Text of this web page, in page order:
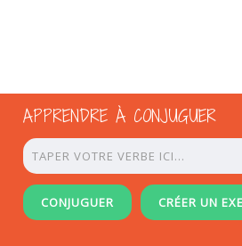
APPRENDRE À CONJUGUER
CONJUGUER CRÉER UN